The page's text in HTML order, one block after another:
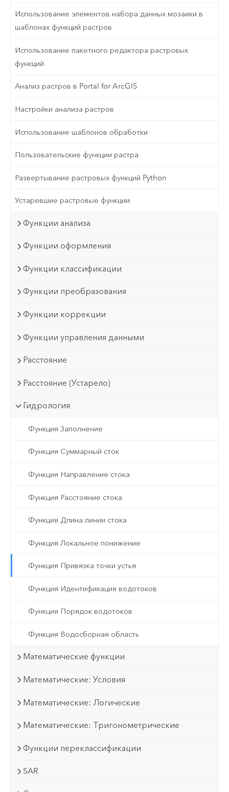
Использование элементов набора данных мозаики в
шаблонах функций растров
Использование пакетного редактора растровых
функций
Анализ растров в Portal for ArcGIS
Настройки анализа растров
Использование шаблонов обработки
Пользовательские функции растра
Развертывание растровых функций Python
Устаревшие растровые функции
Функции анализа
Функции оформления
Функции классификации
Функции преобразования
Функции коррекции
Функции управления данными
Расстояние
Расстояние (Устарело)
Гидрология
Функция Заполнение
Функция Суммарный сток
Функция Направление стока
Функция Расстояние стока
Функция Длина линии стока
Функция Локальное понижение
Функция Привязка точки устья
Функция Идентификация водотоков
Функция Порядок водотоков
Функция Водосборная область
Математические функции
Математические: Условия
Математические: Логические
Математические: Тригонометрические
Функции переклассификации
SAR